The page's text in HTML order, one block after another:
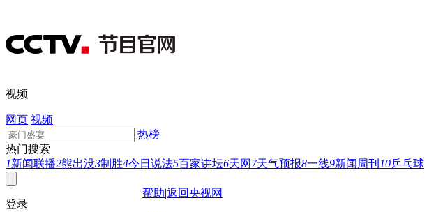
视频
网页 视频
热榜
热门搜索
1新闻联播2熊出没3制胜4今日说法5百家讲坛6天网 7天气预报8一线9新闻周刊 10乒乓球
登录
帮助|返回央视网